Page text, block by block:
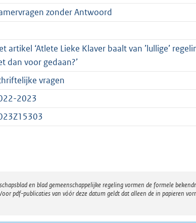
zonder Antwoord
artikel ‘Atlete Lieke Klaver baalt van ’lullige’
dan voor gedaan?’
vragen
2023
en blad gemeenschappelijke regeling vormen de formele
pdf-publicaties van vóór deze datum geldt dat alleen de in papieren